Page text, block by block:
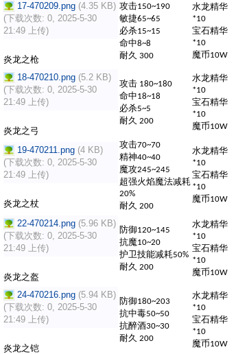
17-470209.png (4.35 KB)
(下载次数: 0, 2025-5-30
21:49 上传)
炎龙之枪
攻击150~190
敏捷65~65
必杀15~15
命中8~8
耐久 300
水龙精华
*10
宝石精华
*10
魔币10W
18-470210.png (5.2 KB)
(下载次数: 0, 2025-5-30
21:49 上传)
炎龙之弓
攻击 180~180
命中18~18
必杀5~5
耐久 200
水龙精华
*10
宝石精华
*10
魔币10W
19-470211.png (4 KB)
(下载次数: 0, 2025-5-30
21:49 上传)
炎龙之杖
攻击70~70
精神40~40
魔攻245~245
超强火焰魔法减耗
20%
耐久 200
水龙精华
*10
宝石精华
*10
魔币10W
22-470214.png (5.96 KB)
(下载次数: 0, 2025-5-30
21:49 上传)
炎龙之盔
防御120~145
抗魔10~20
护卫技能减耗50%
耐久 200
水龙精华
*10
宝石精华
*10
魔币10W
24-470216.png (5.94 KB)
(下载次数: 0, 2025-5-30
21:49 上传)
炎龙之铠
防御180~203
抗中毒50~50
抗醉酒30~30
耐久 200
水龙精华
*10
宝石精华
*10
魔币10W